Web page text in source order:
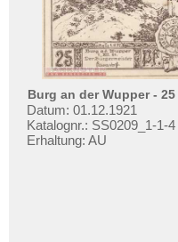
Orte mit N...
Orte mit O...
Orte mit P...
Orte mit Q...
Orte mit R...
Gratisbanknoten
FAQ
Mehr über...
Zahlungsbedingungen
Privatsphäre und
Burg an der Wupper -
Datum: 01.12.1921
Katalognr.: SS0209_1-1-4
Erhaltung: AU